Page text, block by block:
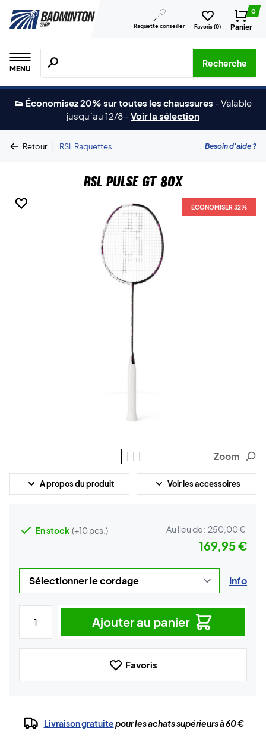
Raquette conseiller Favoris (0)
0
Panier
MENU
Recherche de produits, de marques, etc.
Recherche
👟 Économisez 20% sur toutes les chaussures -Valable
jusqu´au 12/8 -Voir la sélection
Retour | RSL Raquettes Besoin d'aide ?
RSL Pulse GT 80X
ÉCONOMISER 32%
ÉCONOMISER 32%
ÉCONOMISER 32%
ÉCONOMISER 32%
Zoom
A propos du produit Voir les accessoires
En stock (+10 pcs.) Au lieu de: 250,00 €
169,95 €
Info
Ajouter au panier
Favoris
Livraison gratuitepour les achats supérieurs à 60 €